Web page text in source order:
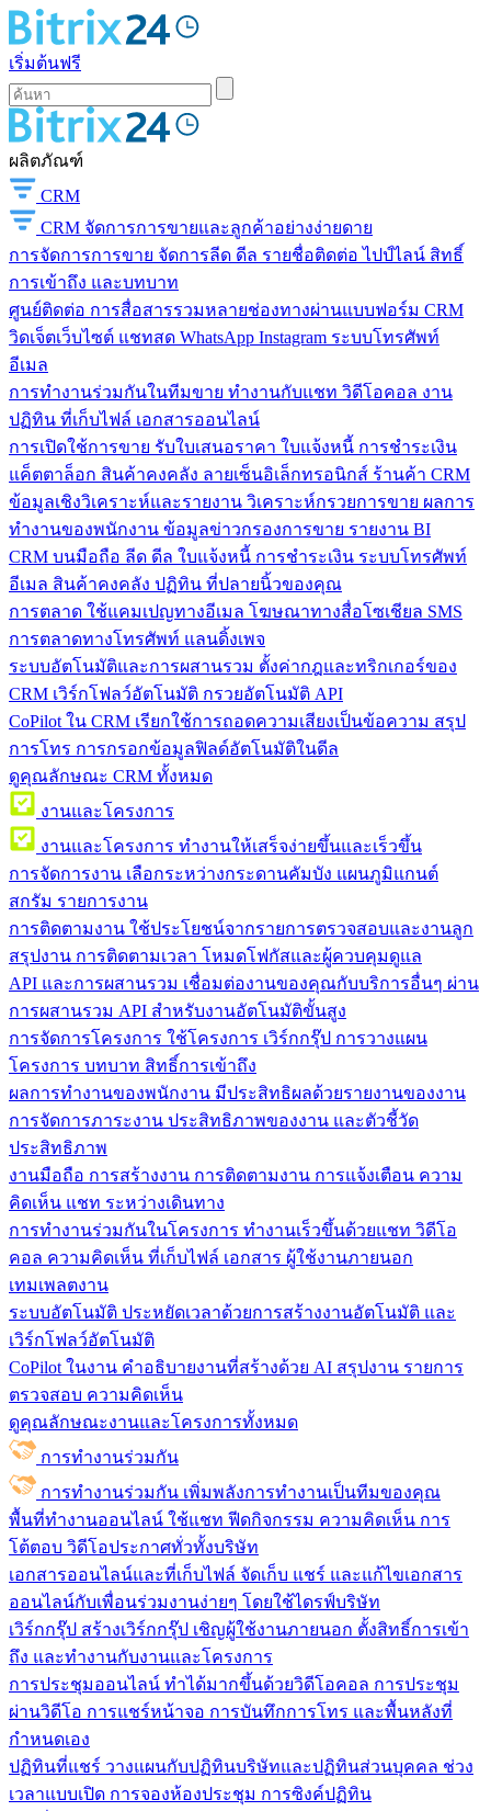
เริ่มต้นฟรี
ผลิตภัณฑ์
CRM
CRM จัดการการขายและลูกค้าอย่างง่ายดาย
การจัดการการขาย จัดการลีด ดีล รายชื่อติดต่อ ไปป์ไลน์ สิทธิ์
การเข้าถึง และบทบาท
ศูนย์ติดต่อ การสื่อสารรวมหลายช่องทางผ่านแบบฟอร์ม CRM
วิดเจ็ตเว็บไซต์ แชทสด WhatsApp Instagram ระบบโทรศัพท์
อีเมล
การทำงานร่วมกันในทีมขาย ทำงานกับแชท วิดีโอคอล งาน
ปฏิทิน ที่เก็บไฟล์ เอกสารออนไลน์
การเปิดใช้การขาย รับใบเสนอราคา ใบแจ้งหนี้ การชำระเงิน
แค็ตตาล็อก สินค้าคงคลัง ลายเซ็นอิเล็กทรอนิกส์ ร้านค้า CRM
ข้อมูลเชิงวิเคราะห์และรายงาน วิเคราะห์กรวยการขาย ผลการ
ทำงานของพนักงาน ข้อมูลข่าวกรองการขาย รายงาน BI
CRM บนมือถือ ลีด ดีล ใบแจ้งหนี้ การชำระเงิน ระบบโทรศัพท์
อีเมล สินค้าคงคลัง ปฏิทิน ที่ปลายนิ้วของคุณ
การตลาด ใช้แคมเปญทางอีเมล โฆษณาทางสื่อโซเชียล SMS
การตลาดทางโทรศัพท์ แลนดิ้งเพจ
ระบบอัตโนมัติและการผสานรวม ตั้งค่ากฎและทริกเกอร์ของ
CRM เวิร์กโฟลว์อัตโนมัติ กรวยอัตโนมัติ API
CoPilot ใน CRM เรียกใช้การถอดความเสียงเป็นข้อความ สรุป
การโทร การกรอกข้อมูลฟิลด์อัตโนมัติในดีล
ดูคุณลักษณะ CRM ทั้งหมด
งานและโครงการ
งานและโครงการ ทำงานให้เสร็จง่ายขึ้นและเร็วขึ้น
การจัดการงาน เลือกระหว่างกระดานคัมบัง แผนภูมิแกนต์
สกรัม รายการงาน
การติดตามงาน ใช้ประโยชน์จากรายการตรวจสอบและงานลูก
สรุปงาน การติดตามเวลา โหมดโฟกัสและผู้ควบคุมดูแล
API และการผสานรวม เชื่อมต่องานของคุณกับบริการอื่นๆ ผ่าน
การผสานรวม API สำหรับงานอัตโนมัติขั้นสูง
การจัดการโครงการ ใช้โครงการ เวิร์กกรุ๊ป การวางแผน
โครงการ บทบาท สิทธิ์การเข้าถึง
ผลการทำงานของพนักงาน มีประสิทธิผลด้วยรายงานของงาน
การจัดการภาระงาน ประสิทธิภาพของงาน และตัวชี้วัด
ประสิทธิภาพ
งานมือถือ การสร้างงาน การติดตามงาน การแจ้งเตือน ความ
คิดเห็น แชท ระหว่างเดินทาง
การทำงานร่วมกันในโครงการ ทํางานเร็วขึ้นด้วยแชท วิดีโอ
คอล ความคิดเห็น ที่เก็บไฟล์ เอกสาร ผู้ใช้งานภายนอก
เทมเพลตงาน
ระบบอัตโนมัติ ประหยัดเวลาด้วยการสร้างงานอัตโนมัติ และ
เวิร์กโฟลว์อัตโนมัติ
CoPilot ในงาน คำอธิบายงานที่สร้างด้วย AI สรุปงาน รายการ
ตรวจสอบ ความคิดเห็น
ดูคุณลักษณะงานและโครงการทั้งหมด
การทำงานร่วมกัน
การทำงานร่วมกัน เพิ่มพลังการทำงานเป็นทีมของคุณ
พื้นที่ทำงานออนไลน์ ใช้แชท ฟีดกิจกรรม ความคิดเห็น การ
โต้ตอบ วิดีโอประกาศทั่วทั้งบริษัท
เอกสารออนไลน์และที่เก็บไฟล์ จัดเก็บ แชร์ และแก้ไขเอกสาร
ออนไลน์กับเพื่อนร่วมงานง่ายๆ โดยใช้ไดรฟ์บริษัท
เวิร์กกรุ๊ป สร้างเวิร์กกรุ๊ป เชิญผู้ใช้งานภายนอก ตั้งสิทธิ์การเข้า
ถึง และทำงานกับงานและโครงการ
การประชุมออนไลน์ ทำได้มากขึ้นด้วยวิดีโอคอล การประชุม
ผ่านวิดีโอ การแชร์หน้าจอ การบันทึกการโทร และพื้นหลังที่
กำหนดเอง
ปฏิทินที่แชร์ วางแผนกับปฏิทินบริษัทและปฏิทินส่วนบุคคล ช่วง
เวลาแบบเปิด การจองห้องประชุม การซิงค์ปฏิทิน